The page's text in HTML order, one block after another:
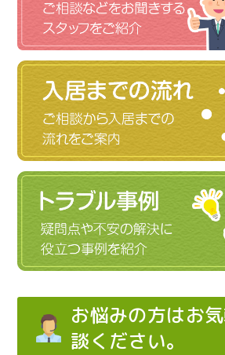
お悩みの方はお
談ください。